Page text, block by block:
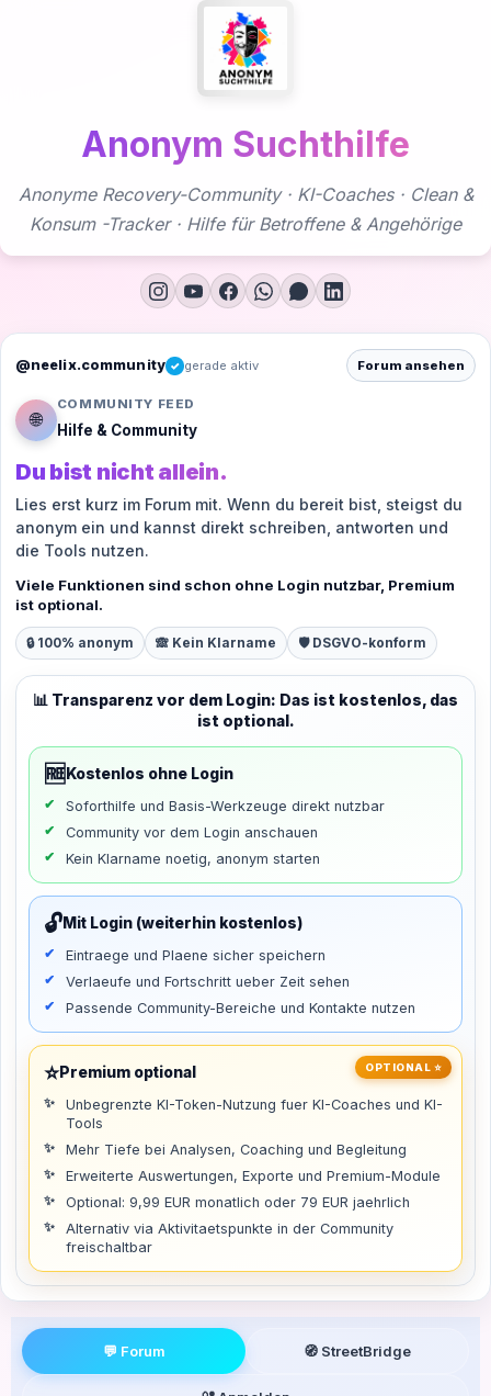
Anonym Suchthilfe
Anonyme Recovery-Community · KI-Coaches · Clean &
Konsum -Tracker · Hilfe für Betroffene & Angehörige
@neelix.community ✓ gerade aktiv Forum ansehen
🌐
COMMUNITY FEED
Hilfe & Community
Du bist nicht allein.
Lies erst kurz im Forum mit. Wenn du bereit bist, steigst du
anonym ein und kannst direkt schreiben, antworten und
die Tools nutzen.
Viele Funktionen sind schon ohne Login nutzbar, Premium
ist optional.
🔒 100% anonym 🙈 Kein Klarname 🛡️ DSGVO-konform
📊 Transparenz vor dem Login: Das ist kostenlos, das
ist optional.
🆓 Kostenlos ohne Login
Soforthilfe und Basis-Werkzeuge direkt nutzbar
Community vor dem Login anschauen
Kein Klarname noetig, anonym starten
🔓Mit Login (weiterhin kostenlos)
Eintraege und Plaene sicher speichern
Verlaeufe und Fortschritt ueber Zeit sehen
Passende Community-Bereiche und Kontakte nutzen
OPTIONAL ⭐
⭐Premium optional
Unbegrenzte KI-Token-Nutzung fuer KI-Coaches und KI-
Tools
Mehr Tiefe bei Analysen, Coaching und Begleitung
Erweiterte Auswertungen, Exporte und Premium-Module
Optional: 9,99 EUR monatlich oder 79 EUR jaehrlich
Alternativ via Aktivitaetspunkte in der Community
freischaltbar
💬 Forum 🧭 StreetBridge